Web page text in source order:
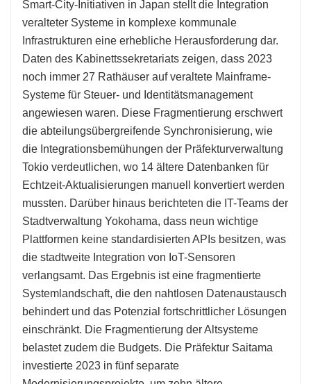
Smart-City-Initiativen in Japan stellt die Integration
veralteter Systeme in komplexe kommunale
Infrastrukturen eine erhebliche Herausforderung dar.
Daten des Kabinettssekretariats zeigen, dass 2023
noch immer 27 Rathäuser auf veraltete Mainframe-
Systeme für Steuer- und Identitätsmanagement
angewiesen waren. Diese Fragmentierung erschwert
die abteilungsübergreifende Synchronisierung, wie
die Integrationsbemühungen der Präfekturverwaltung
Tokio verdeutlichen, wo 14 ältere Datenbanken für
Echtzeit-Aktualisierungen manuell konvertiert werden
mussten. Darüber hinaus berichteten die IT-Teams der
Stadtverwaltung Yokohama, dass neun wichtige
Plattformen keine standardisierten APIs besitzen, was
die stadtweite Integration von IoT-Sensoren
verlangsamt. Das Ergebnis ist eine fragmentierte
Systemlandschaft, die den nahtlosen Datenaustausch
behindert und das Potenzial fortschrittlicher Lösungen
einschränkt. Die Fragmentierung der Altsysteme
belastet zudem die Budgets. Die Präfektur Saitama
investierte 2023 in fünf separate